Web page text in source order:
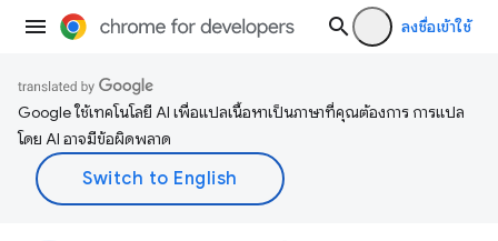
ลงชื่อเข้าใช้
Google ใช้เทคโนโลยี AI เพื่อแปลเนื้อหาเป็นภาษาที่คุณต้องการ การแปล
โดย AI อาจมีข้อผิดพลาด